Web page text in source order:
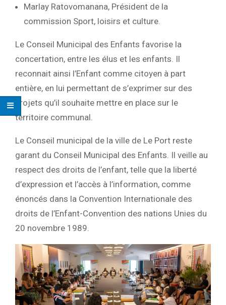
Marlay Ratovomanana, Président de la
commission Sport, loisirs et culture.
Le Conseil Municipal des Enfants favorise la
concertation, entre les élus et les enfants. Il
reconnait ainsi l’Enfant comme citoyen à part
entière, en lui permettant de s’exprimer sur des
projets qu’il souhaite mettre en place sur le
territoire communal.
Le Conseil municipal de la ville de Le Port reste
garant du Conseil Municipal des Enfants. Il veille au
respect des droits de l’enfant, telle que la liberté
d’expression et l’accès à l’information, comme
énoncés dans la Convention Internationale des
droits de l’Enfant-Convention des nations Unies du
20 novembre 1989.